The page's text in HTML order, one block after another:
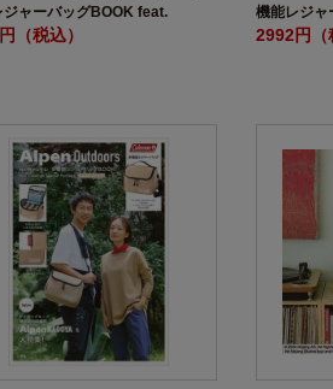
ジャーバッグBOOK feat.
Special Package MOSS
（税込）
機能レジ
Coleman
2992円（